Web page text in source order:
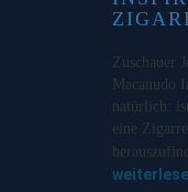
Zuschauer
Macanudo
natürlich:
eine